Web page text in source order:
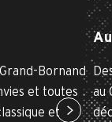
Bornand
et toutes
et
au